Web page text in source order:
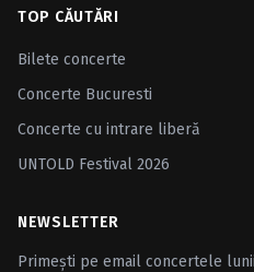
TOP CĂUTĂRI
Bilete concerte
Concerte Bucuresti
Concerte cu intrare liberă
UNTOLD Festival 2026
NEWSLETTER
Primești pe email concertele